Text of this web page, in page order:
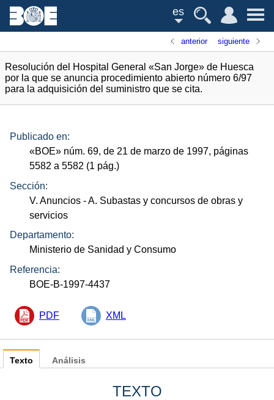
es
anterior siguiente
Resolución del Hospital General «San Jorge» de Huesca
por la que se anuncia procedimiento abierto número 6/97
para la adquisición del suministro que se cita.
Publicado en:
«BOE» núm. 69, de 21 de marzo de 1997, páginas
5582 a 5582 (1 pág.)
Sección:
V. Anuncios - A. Subastas y concursos de obras y
servicios
Departamento:
Ministerio de Sanidad y Consumo
Referencia:
BOE-B-1997-4437
PDF XML
Texto
TEXTO
Análisis